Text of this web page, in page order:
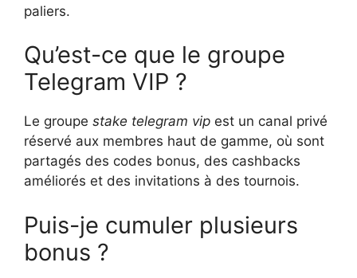
paliers.
Qu’est-ce que le groupe
Telegram VIP ?
Le groupe stake telegram vip est un canal privé
réservé aux membres haut de gamme, où sont
partagés des codes bonus, des cashbacks
améliorés et des invitations à des tournois.
Puis-je cumuler plusieurs
bonus ?